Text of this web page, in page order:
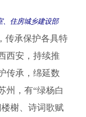
、住房城乡建设部
承保护各具特
西安，持续推
传承，绵延数
州，有“绿杨白
榭、诗词歌赋